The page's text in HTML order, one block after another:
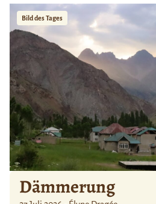
Bild des Tages
Dämmerung